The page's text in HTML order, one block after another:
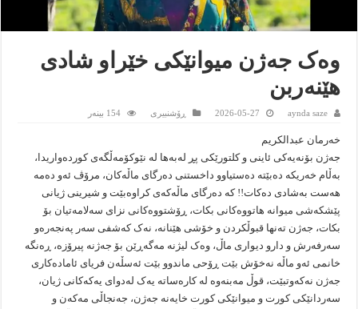
وەک جەژن میوانێکی خێراو شادی
هێنەربن
aynda saze
2026-05-27 ڕۆشنبیرى 154 بینەر
خەرمان عبدالکریم
جەژن بۆنەیەکی ئاینی و کلتورێکی پڕ لەبەها لە نێوکۆمەڵگەی کوردەواریدا،
بەڵام خەریکە دەبێتە دەستیاوو داخستنی دەرگای ماڵەکان، مرۆڤ ئەو دەمە
هەست بەشادی دەکات!! کە دەرگای ماڵەکەی کراوەبێت و شیرینی ژیانی
پێشکەشی میوانە هاتووەکانی بکات، ڕۆشتووەکانی نزای سەلامەتیان بۆ
بکات، جەژن تەنها قبوڵکردن و خۆشی هێنانە، نەک کەشفی سەر پەنجەرەو
سەرفەرش و دارو دیواری ماڵ، وەک لیژنە مەگەڕێن بۆ جەژنە پیرۆزە، ڕەنگە
خانمی ئەو ماڵە نەخۆش بێت ڕۆحی ماندوو بێت ئەسڵەن فریای ئامادەکاری
جەژن نەکەوتبێت، قوڵ مەبنەوە لە کارەساتە یەک لەدوای یەکەکانی ژیان،
سەردانێکی کورت و میوانێکی کورت خایەنە جەژن، جەنجاڵی مەکەن و